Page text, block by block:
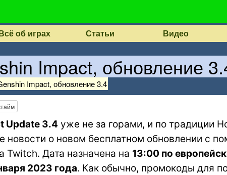
Всё об играх Статьи Видео
Impact, обновление
Impact, обновление 3.4
Update 3.4 уже не за горами, и по традиции
новости о новом бесплатном обновлении с
Twitch. Дата назначена на 13:00 по
2023 года. Как обычно, промокоды для